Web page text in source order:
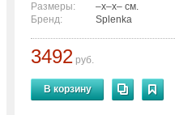
Размеры:
–x–x– см.
Бренд:
Splenka
3492 руб.
В корзину